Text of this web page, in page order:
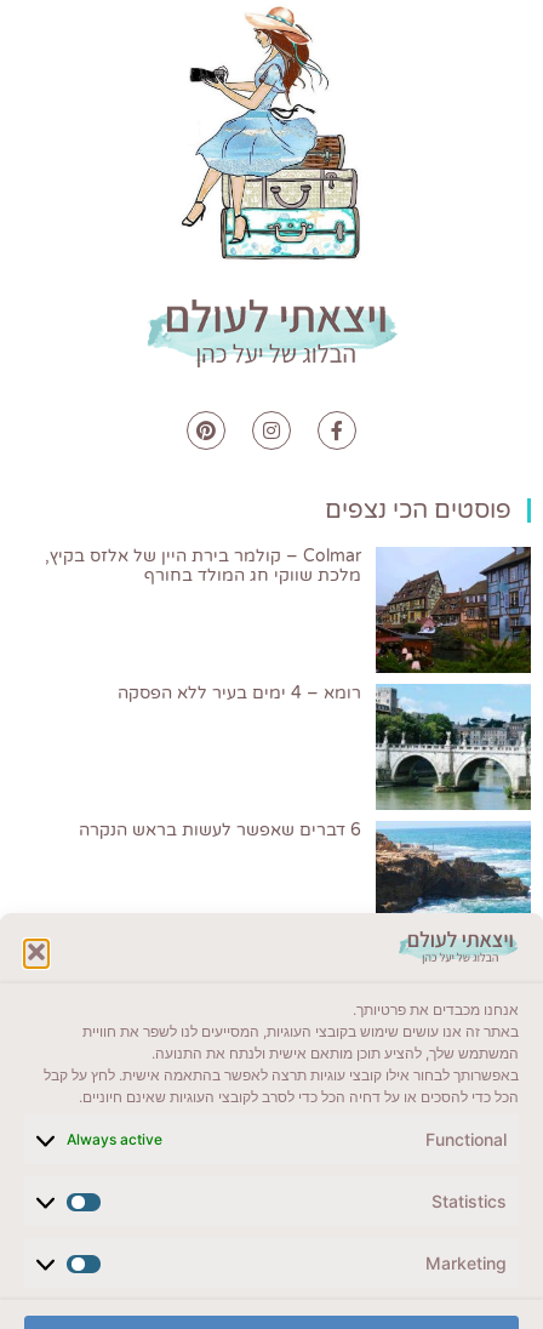
אנחנו מכבדים את פרטיותך.
באתר זה אנו עושים שימוש בקובצי העוגיות, המסייעים לנו לשפר את חוויית
המשתמש שלך, להציע תוכן מותאם אישית ולנתח את התנועה.
באפשרותך לבחור אילו קובצי עוגיות תרצה לאפשר בהתאמה אישית. לחץ על קבל
הכל כדי להסכים או על דחיה הכל כדי לסרב לקובצי העוגיות שאינם חיוניים.
Functional
Always active
Statistics
Marketing
פוסטים הכי נצפים
Colmar – קולמר בירת היין של אלזס בקיץ,
מלכת שווקי חג המולד בחורף
רומא – 4 ימים בעיר ללא הפסקה
6 דברים שאפשר לעשות בראש הנקרה
ייעדים מומלצים
מדריכים ועזרים
לשליחת הודעת וואטסאפ
veyatsati.laolam@gmail.com